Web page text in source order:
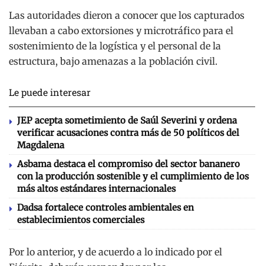
Las autoridades dieron a conocer que los capturados
llevaban a cabo extorsiones y microtráfico para el
sostenimiento de la logística y el personal de la
estructura, bajo amenazas a la población civil.
Le puede interesar
JEP acepta sometimiento de Saúl Severini y ordena
verificar acusaciones contra más de 50 políticos del
Magdalena
Asbama destaca el compromiso del sector bananero
con la producción sostenible y el cumplimiento de los
más altos estándares internacionales
Dadsa fortalece controles ambientales en
establecimientos comerciales
Por lo anterior, y de acuerdo a lo indicado por el